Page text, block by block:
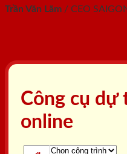
Trần Văn Lãm / CEO
Công cụ dự
online